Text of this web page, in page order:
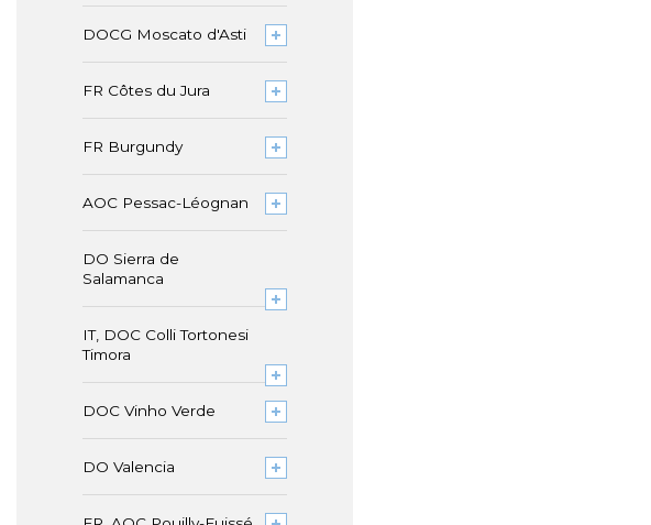
DOCG Moscato d'Asti
FR Côtes du Jura
FR Burgundy
AOC Pessac-Léognan
DO Sierra de
Salamanca
IT, DOC Colli Tortonesi
Timora
DOC Vinho Verde
DO Valencia